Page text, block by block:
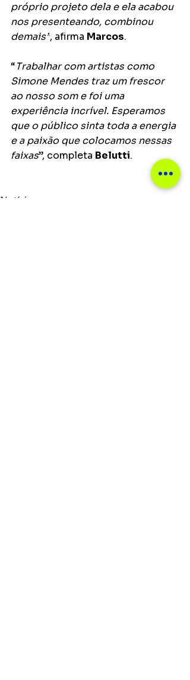
próprio projeto dela e ela acabou
nos presenteando, combinou
demais”, afirma Marcos.
“Trabalhar com artistas como
Simone Mendes traz um frescor
ao nosso som e foi uma
experiência incrível. Esperamos
que o público sinta toda a energia
e a paixão que colocamos nessas
faixas”, completa Belutti.
Notícias